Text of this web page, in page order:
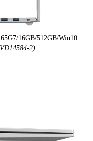
16GB/512GB/Win10
2)